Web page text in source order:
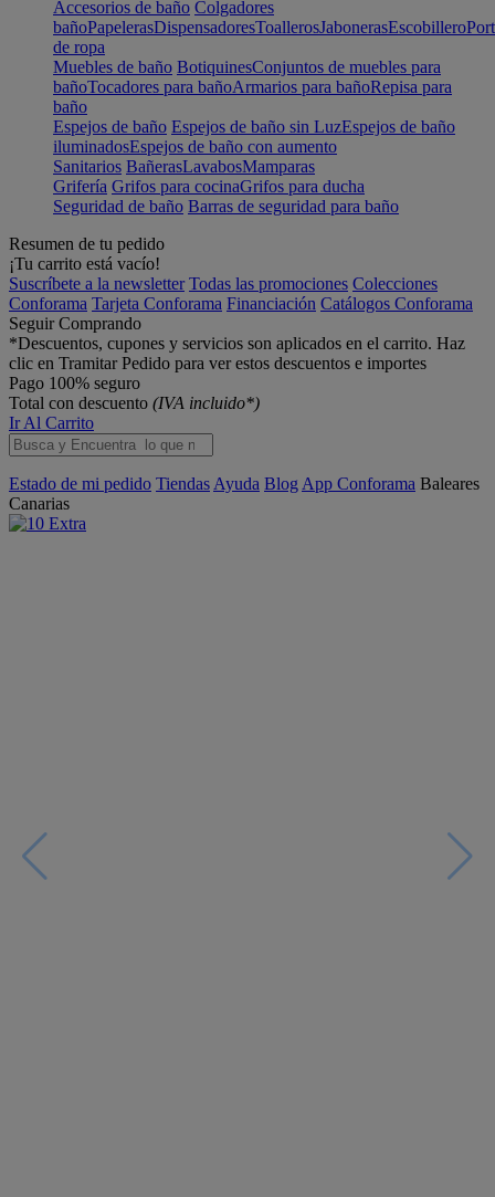
Accesorios de baño Colgadores
bañoPapelerasDispensadoresToallerosJabonerasEscobillero
de ropa
Muebles de baño BotiquinesConjuntos de muebles para
bañoTocadores para bañoArmarios para bañoRepisa para
baño
Espejos de baño Espejos de baño sin LuzEspejos de baño
iluminadosEspejos de baño con aumento
Sanitarios BañerasLavabosMamparas
Grifería Grifos para cocinaGrifos para ducha
Seguridad de baño Barras de seguridad para baño
Resumen de tu pedido
¡Tu carrito está vacío!
Suscríbete a la newsletter Todas las promociones Colecciones
Conforama Tarjeta Conforama Financiación Catálogos Conforama
Seguir Comprando
*Descuentos, cupones y servicios son aplicados en el carrito. Haz
clic en Tramitar Pedido para ver estos descuentos e importes
Pago 100% seguro
Total con descuento (IVA incluido*)
Ir Al Carrito
Estado de mi pedido Tiendas Ayuda Blog App Conforama Baleares
Canarias